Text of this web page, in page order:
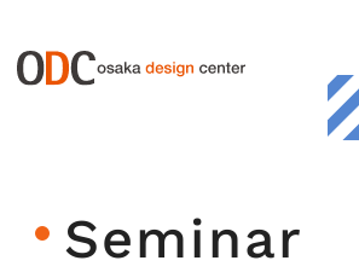
大阪デザインセンターとは
Seminar